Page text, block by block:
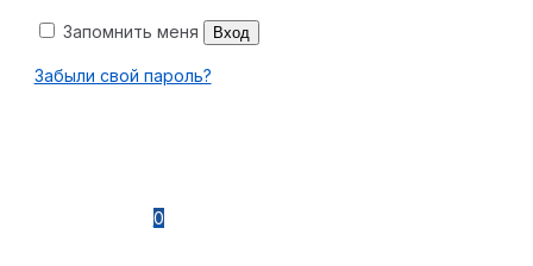
Запомнить меня Вход
Забыли свой пароль?
0